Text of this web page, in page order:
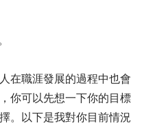
在職涯發展的過程中也會
你可以先想一下你的目標
。以下是我對你目前情況